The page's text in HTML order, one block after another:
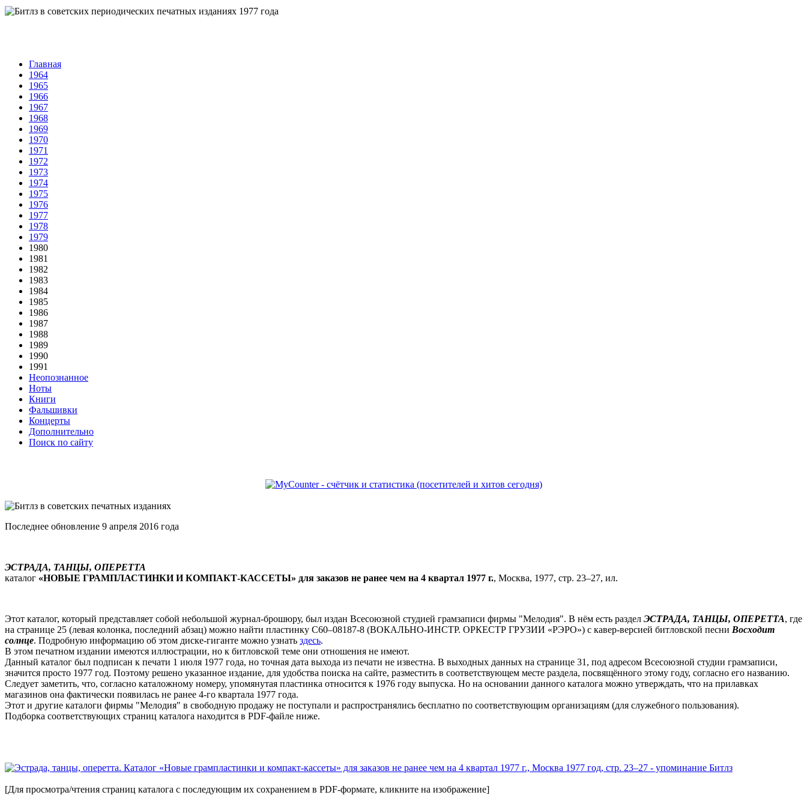
Главная
1964
1965
1966
1967
1968
1969
1970
1971
1972
1973
1974
1975
1976
1977
1978
1979
1980
1981
1982
1983
1984
1985
1986
1987
1988
1989
1990
1991
Неопознанное
Ноты
Книги
Фальшивки
Концерты
Дополнительно
Поиск по сайту
Последнее обновление 9 апреля 2016 года
ЭСТРАДА, ТАНЦЫ, ОПЕРЕТТА
каталог «НОВЫЕ ГРАМПЛАСТИНКИ И КОМПАКТ-КАССЕТЫ» для заказов не ранее чем на 4 квартал 1977 г., Москва, 1977, стр. 23–27, ил.
Этот каталог, который представляет собой небольшой журнал-брошюру, был издан Всесоюзной студией грамзаписи фирмы "Мелодия". В нём есть раздел ЭСТРАДА, ТАНЦЫ, ОПЕРЕТТА, где
на странице 25 (левая колонка, последний абзац) можно найти пластинку С60–08187-8 (ВОКАЛЬНО-ИНСТР. ОРКЕСТР ГРУЗИИ «РЭРО») с кавер-версией битловской песни Восходит
солнце. Подробную информацию об этом диске-гиганте можно узнать здесь.
В этом печатном издании имеются иллюстрации, но к битловской теме они отношения не имеют.
Данный каталог был подписан к печати 1 июля 1977 года, но точная дата выхода из печати не известна. В выходных данных на странице 31, под адресом Всесоюзной студии грамзаписи,
значится просто 1977 год. Поэтому решено указанное издание, для удобства поиска на сайте, разместить в соответствующем месте раздела, посвящённого этому году, согласно его названию.
Следует заметить, что, согласно каталожному номеру, упомянутая пластинка относится к 1976 году выпуска. Но на основании данного каталога можно утверждать, что на прилавках
магазинов она фактически появилась не ранее 4-го квартала 1977 года.
Этот и другие каталоги фирмы "Мелодия" в свободную продажу не поступали и распространялись бесплатно по соответствующим организациям (для служебного пользования).
Подборка соответствующих страниц каталога находится в PDF-файле ниже.
[Для просмотра/чтения страниц каталога с последующим их сохранением в PDF-формате, кликните на изображение]